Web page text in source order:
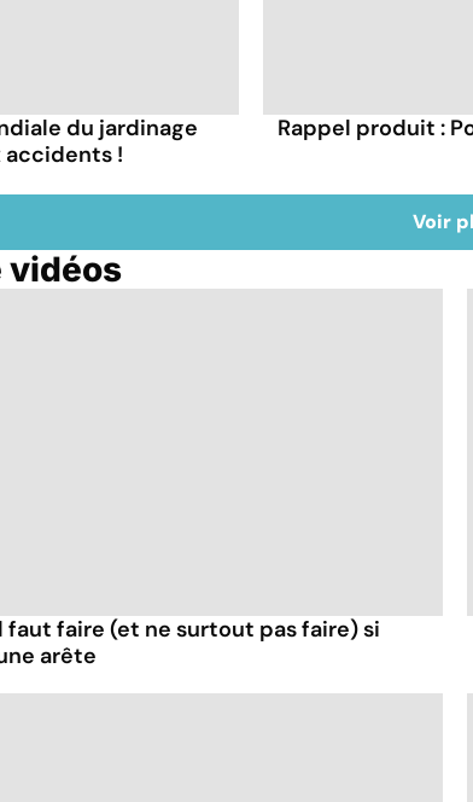
du jardinage
accidents !
Rappel produit :
Voir
vidéos
faut faire (et ne surtout pas faire) si
arête